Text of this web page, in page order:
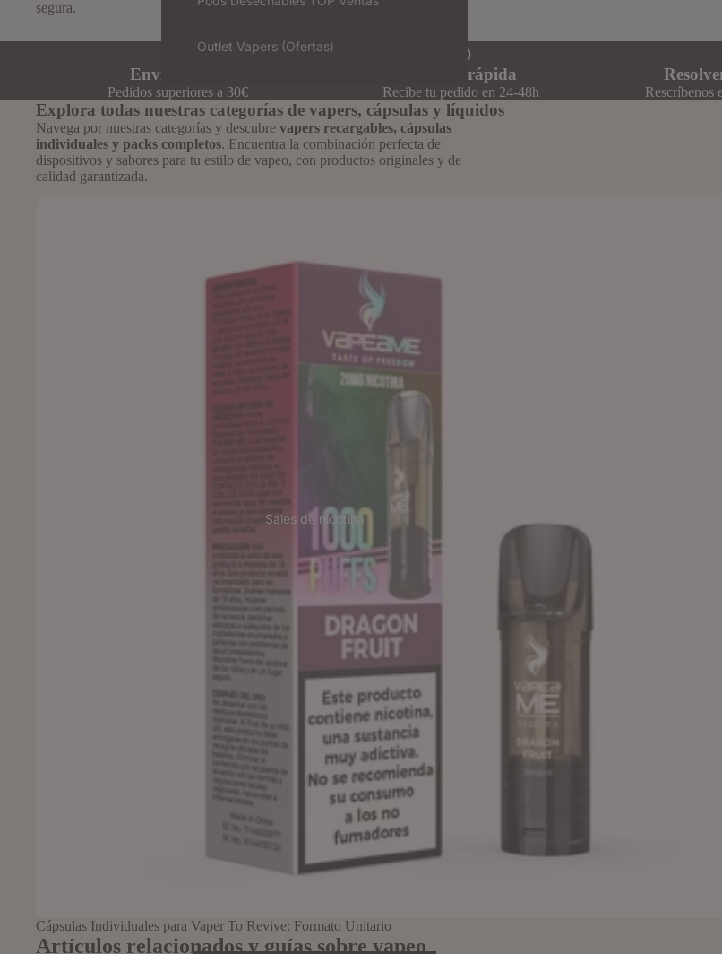
Outlet Vapers (Ofertas)
Sales de nicotina
segura.
Envíos gratis
Pedidos superiores a 30€
Entrega rápida
Recibe tu pedido en 24-48h Rescríbenos
Explora todas nuestras categorías de vapers, cápsulas y líquidos
Navega por nuestras categorías y descubre vapers recargables, cápsulas
individuales y packs completos. Encuentra la combinación perfecta de
dispositivos y sabores para tu estilo de vapeo, con productos originales y de
calidad garantizada.
Cápsulas Individuales para Vaper To Revive: Formato Unitario
Artículos relacionados y guías sobre vapeo